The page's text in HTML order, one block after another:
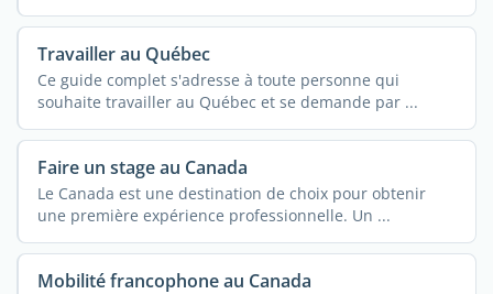
Travailler au Québec
Ce guide complet s'adresse à toute personne qui
souhaite travailler au Québec et se demande par ...
Faire un stage au Canada
Le Canada est une destination de choix pour obtenir
une première expérience professionnelle. Un ...
Mobilité francophone au Canada